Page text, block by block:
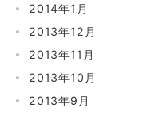
2014年1月
2013年12月
2013年11月
2013年10月
2013年9月